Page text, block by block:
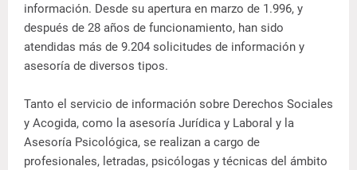
información. Desde su apertura en marzo de 1.996, y
después de 28 años de funcionamiento, han sido
atendidas más de 9.204 solicitudes de información y
asesoría de diversos tipos.
Tanto el servicio de información sobre Derechos Sociales
y Acogida, como la asesoría Jurídica y Laboral y la
Asesoría Psicológica, se realizan a cargo de
profesionales, letradas, psicólogas y técnicas del ámbito